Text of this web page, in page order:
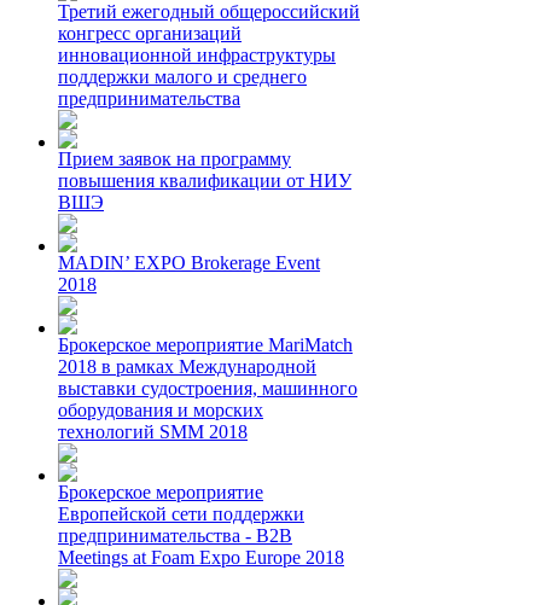
Третий ежегодный общероссийский
конгресс организаций
инновационной инфраструктуры
поддержки малого и среднего
предпринимательства
Прием заявок на программу
повышения квалификации от НИУ
ВШЭ
MADIN’ EXPO Brokerage Event
2018
Брокерское мероприятие MariMatch
2018 в рамках Международной
выставки судостроения, машинного
оборудования и морских
технологий SMM 2018
Брокерское мероприятие
Европейской сети поддержки
предпринимательства - B2B
Meetings at Foam Expo Europe 2018